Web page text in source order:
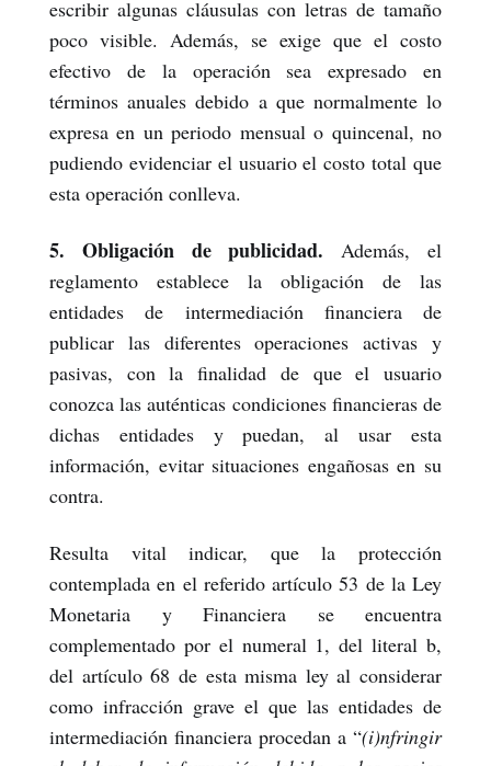
escribir algunas cláusulas con letras de tamaño
poco visible. Además, se exige que el costo
efectivo de la operación sea expresado en
términos anuales debido a que normalmente lo
expresa en un periodo mensual o quincenal, no
pudiendo evidenciar el usuario el costo total que
esta operación conlleva.
5. Obligación de publicidad. Además, el
reglamento establece la obligación de las
entidades de intermediación financiera de
publicar las diferentes operaciones activas y
pasivas, con la finalidad de que el usuario
conozca las auténticas condiciones financieras de
dichas entidades y puedan, al usar esta
información, evitar situaciones engañosas en su
contra.
Resulta vital indicar, que la protección
contemplada en el referido artículo 53 de la Ley
Monetaria y Financiera se encuentra
complementado por el numeral 1, del literal b,
del artículo 68 de esta misma ley al considerar
como infracción grave el que las entidades de
intermediación financiera procedan a “(i)nfringir